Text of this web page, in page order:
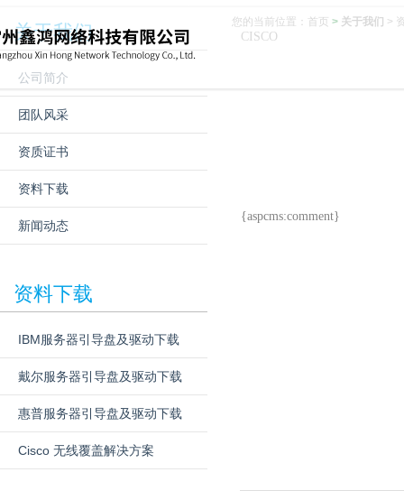
您的当前位置： 首页 > 关于我们 >
CISCO
{aspcms:comment}
关于我们
公司简介
团队风采
资质证书
资料下载
新闻动态
资料下载
IBM服务器引导盘及驱动下载
戴尔服务器引导盘及驱动下载
惠普服务器引导盘及驱动下载
Cisco 无线覆盖解决方案